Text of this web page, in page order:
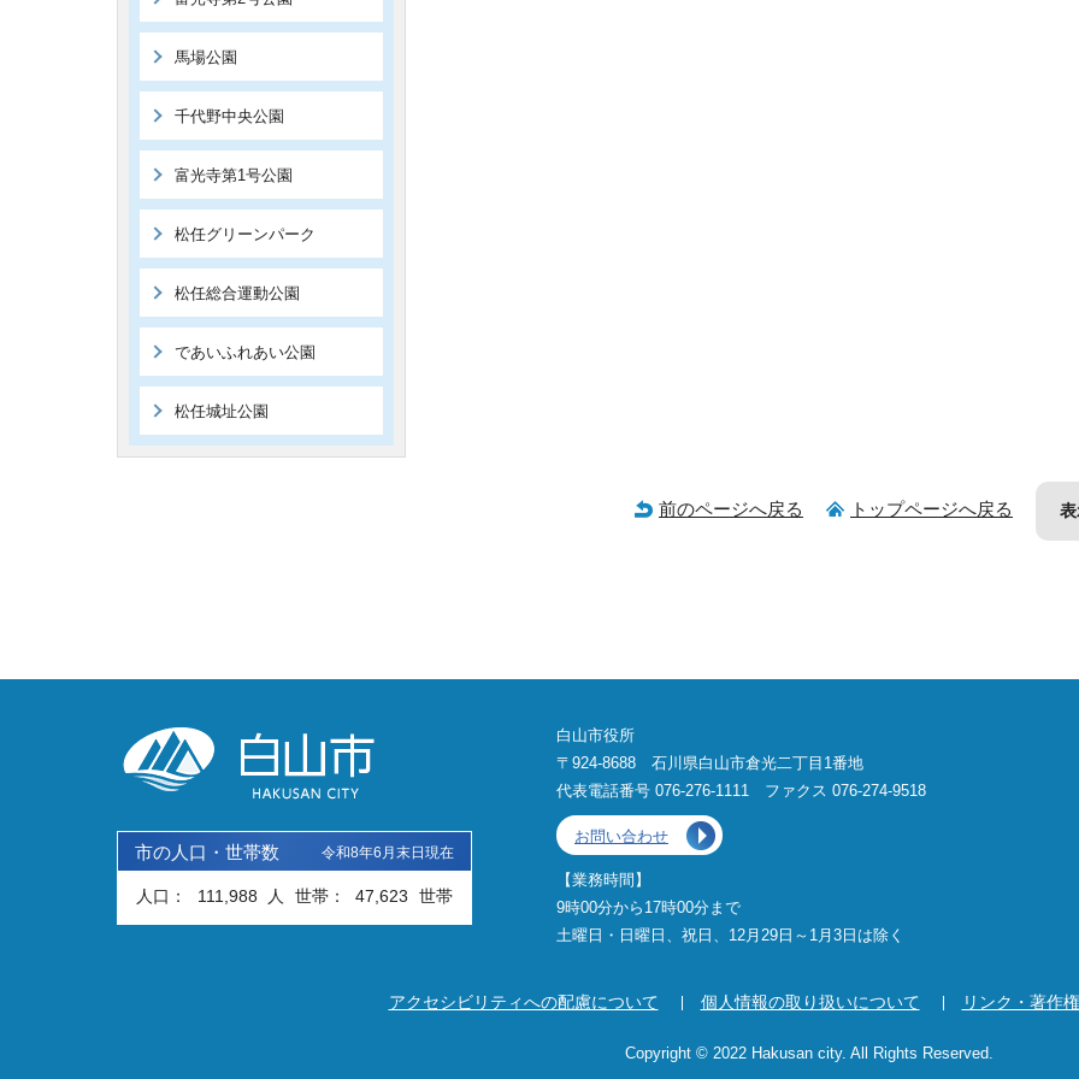
馬場公園
千代野中央公園
富光寺第1号公園
松任グリーンパーク
松任総合運動公園
であいふれあい公園
松任城址公園
前のページへ戻る トップページへ戻る
市の人口・世帯数 令和8年6月末日現在
人口： 111,988 人 世帯： 47,623 世帯
白山市役所
〒924-8688 石川県白山市倉光二丁目1番地
代表電話番号 076-276-1111 ファクス 076-274-9518
お問い合わせ
【業務時間】
9時00分から17時00分まで
土曜日・日曜日、祝日、12月29日～1月3日は除く
アクセシビリティへの配慮について 個人情報の取り扱いについて リンク・著作
Copyright © 2022 Hakusan city. All Rights Reserved.